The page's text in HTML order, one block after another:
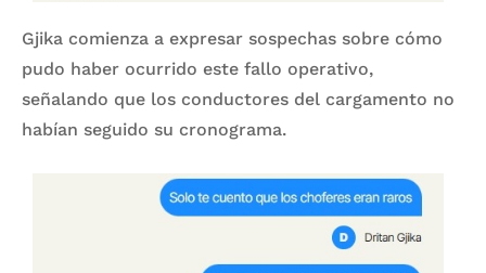
Gjika comienza a expresar sospechas sobre cómo
pudo haber ocurrido este fallo operativo,
señalando que los conductores del cargamento no
habían seguido su cronograma.